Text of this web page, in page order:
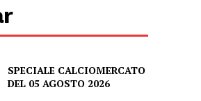
SPECIALE CALCIOMERCATO
DEL 05 AGOSTO 2026